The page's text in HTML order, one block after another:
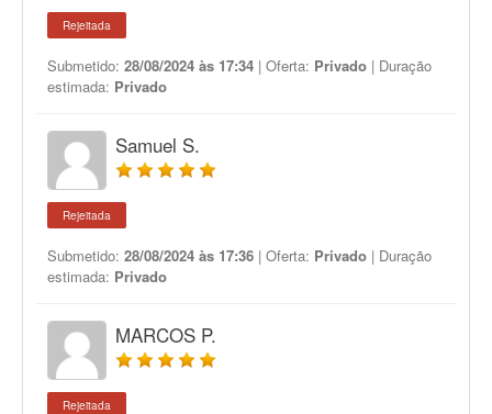
Rejeitada
Submetido: 28/08/2024 às 17:34 | Oferta: Privado | Duração
estimada: Privado
Samuel S.
Rejeitada
Submetido: 28/08/2024 às 17:36 | Oferta: Privado | Duração
estimada: Privado
MARCOS P.
Rejeitada